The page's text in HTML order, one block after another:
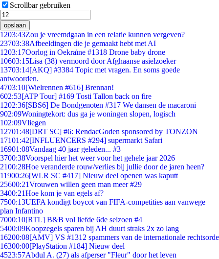
Scrollbar gebruiken
opslaan
1203:43Zou je vreemdgaan in een relatie kunnen vergeven?
23703:38Afbeeldingen die je gemaakt hebt met AI
1203:17Oorlog in Oekraïne #1318 Drone baby drone
10603:15Lisa (38) vermoord door Afghaanse asielzoeker
13703:14[AKQ] #3384 Topic met vragen. En soms goede
antwoorden.
4703:10[Wielrennen #616] Brennan!
602:53[ATP Tour] #169 Tosti Tallon back on fire
1202:36[SBS6] De Bondgenoten #317 We dansen de macaroni
902:09Woningtekort: dus ga je woningen slopen, logisch
102:09Vliegen
12701:48[DRT SC] #6: RendacGoden sponsored by TONZON
17101:42[INFLUENCERS #294] supermarkt Safari
16901:08Vandaag 40 jaar geleden... #3
3700:38Voorspel hier het weer voor het gehele jaar 2026
2100:28Hoe veranderde rouw/verlies bij jullie door de jaren heen?
11900:26[WLR SC #417] Nieuw deel openen was kaputt
25600:21Vrouwen willen geen man meer #29
3400:21Hoe kom je van egels af?
7500:13UEFA kondigt boycot van FIFA-competities aan vanwege
plan Infantino
7000:10[RTL] B&B vol liefde 6de seizoen #4
5400:09Koopzegels sparen bij AH duurt straks 2x zo lang
16200:08[AMV] VS #1312 spammers van de internationale rechtsorde
16300:00[PlayStation #184] Nieuw deel
4523:57Abdul A. (27) als afperser "Fleur" door het leven